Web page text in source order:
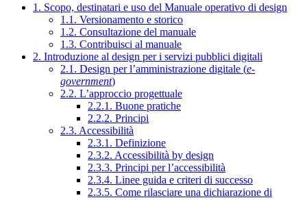
1. Scopo, destinatari e uso del Manuale operativo di design
1.1. Versionamento e storico
1.2. Consultazione del manuale
1.3. Contribuisci al manuale
2. Introduzione al design per i servizi pubblici digitali
2.1. Design per l’amministrazione digitale (e-
government)
2.2. L’approccio progettuale
2.2.1. Buone pratiche
2.2.2. Principi
2.3. Accessibilità
2.3.1. Definizione
2.3.2. Accessibilità by design
2.3.3. Principi per l’accessibilità
2.3.4. Linee guida e criteri di successo
2.3.5. Come rilasciare una dichiarazione di